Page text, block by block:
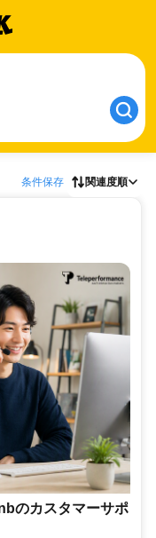
条件保存 関連度順
のカスタマーサポ